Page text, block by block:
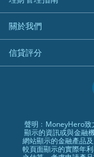
專為孕婦設計的最佳旅
最佳滑雪旅遊保險
最適合BB的旅遊保險
MSIG 三井住友
Prudential 保誠
QBE 昆士蘭
Starr
盈立證券 uSMART 好
Stashaway好唔好？
黃金ETF懶人包
最值得注意的比特幣ETF
選股策略：五步調查攻
Airwallex銀行
人民幣定存
美元定存
英鎊定存
澳元定存
識慳識賺
債務管理
投資理財
置業安居
專欄文章
常用相關詞彙
MoneyHero電子報
所有合作銀行或機構
關於我們
服務承諾
網上支援
常見問題
條款及細則
編輯守則
信貸評分
聲明﹕MoneyHero致
顯示的資訊或與金融
網站顯示的金融產品
較頁面顯示的實際年